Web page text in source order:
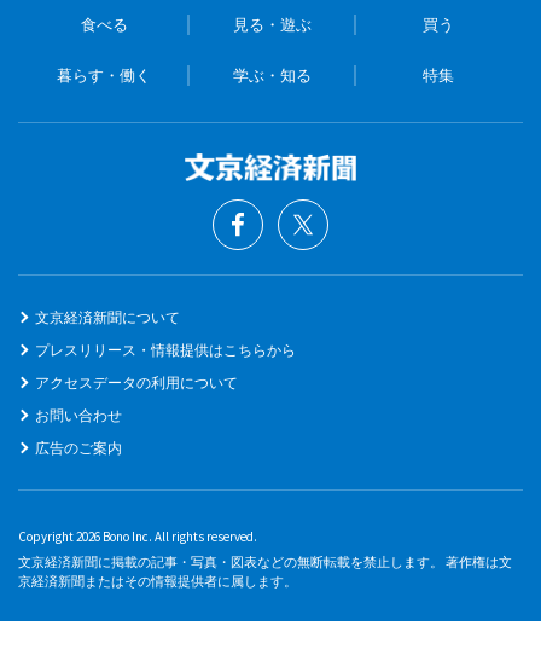
食べる 見る・遊ぶ 買う
暮らす・働く 学ぶ・知る 特集
文京経済新聞について
プレスリリース・情報提供はこちらから
アクセスデータの利用について
お問い合わせ
広告のご案内
Copyright 2026 Bono Inc. All rights reserved.
文京経済新聞に掲載の記事・写真・図表などの無断転載を禁止します。 著作権は文
京経済新聞またはその情報提供者に属します。